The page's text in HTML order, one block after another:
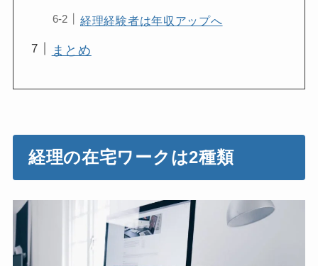
経理経験者は年収アップへ
まとめ
経理の在宅ワークは2種類